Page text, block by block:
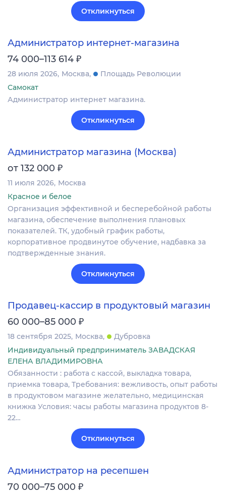
Откликнуться
Администратор интернет-магазина
74 000–113 614 ₽
28 июля 2026 Москва
Площадь Революции
Самокат
Администратор интернет магазина.
Откликнуться
Администратор магазина (Москва)
от 132 000 ₽
11 июля 2026 Москва
Красное и белое
Организация эффективной и бесперебойной работы
магазина, обеспечение выполнения плановых
показателей. ТК, удобный график работы,
корпоративное продвинутое обучение, надбавка за
подтвержденные знания.
Откликнуться
Продавец-кассир в продуктовый магазин
60 000–85 000 ₽
18 сентября 2025 Москва
Дубровка
Индивидуальный предприниматель ЗАВАДСКАЯ
ЕЛЕНА ВЛАДИМИРОВНА
Обязанности : работа с кассой, выкладка товара,
приемка товара, Требования: вежливость, опыт работы
в продуктовом магазине желательно, медицинская
книжка Условия: часы работы магазина продуктов 8-
22…
Откликнуться
Администратор на ресепшен
70 000–75 000 ₽